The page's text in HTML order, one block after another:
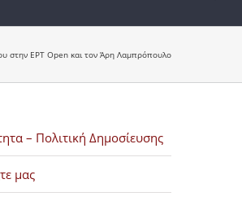
στην EΡΤ Open και τον Άρη Λαμπρόπουλο
– Πολιτική Δημοσίευσης
μας